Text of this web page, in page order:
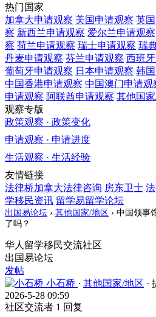
热门国家
加拿大申请观察 美国申请观察 英国
察 新西兰申请观察 爱尔兰申请观察
察 荷兰申请观察 瑞士申请观察 瑞
丹麦申请观察 芬兰申请观察 西班牙
葡萄牙申请观察 日本申请观察 韩国
中国香港申请观察 中国澳门申请观
申请观察 阿联酋申请观察 其他国
观察专版
政策观察 · 政策变化
申请观察 · 申请进度
生活观察 · 生活经验
友情链接
法律桥加拿大法律咨询 房东卫士
学移民资讯 留学易留学论坛
出国易论坛 › 其他国家/地区 › 中国领事
了吗？
华人留学移民交流社区
出国易论坛
发帖
小石桥 · 其他国家/地区 ·
2026-5-28 09:59
社区交流者 1 回复